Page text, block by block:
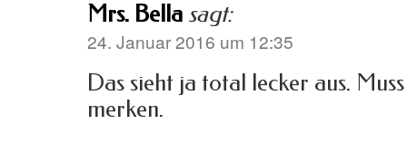
Mrs. Bella sagt:
24. Januar 2016 um 12:35
Das sieht ja total lecker aus.
merken.